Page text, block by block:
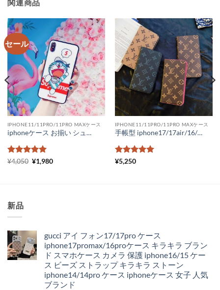
関連商品
セール
IPHONE11/11PRO/11PRO MAXケース
iphoneケース お揃い シュプリーム iPhone11 pro max ケース ドラえもん かわいい supreme iphonexs max xrケース キラキラ 通販 アイフォン8 8プラスケース ハード
5段階中5の
¥4,050 元
¥1,980現
IPHONE11/11PRO/11PRO MAXケース
手帳型 iphone17/17air/16/16pro ケース ヴィトン iphone15/15pro max ケース コピー 手帳型 ルイヴィトンスマホケースiPhone14 14pro モノグラム ビィトン iPhone13/12 携帯 ケース ダミエ柄 メンズ レディース
5段階中
¥5,250
新品
gucci アイ フォン17/17pro ケース
iphone17promax/16proケース キラキラ ブラン
ド スマホケース カメラ 保護 iphone16/15 ケー
ス ビーズ ストラップ キラキラ ストーン
iphone14/14pro ケース iphoneケース 女子 人気
ブランド